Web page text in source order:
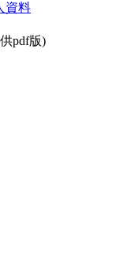
資料
pdf版)